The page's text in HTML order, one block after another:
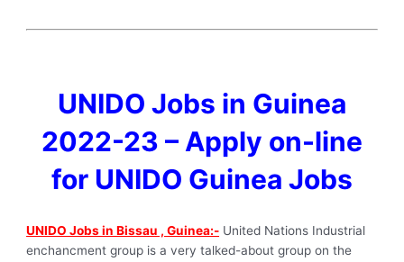
UNIDO Jobs in Guinea
2022-23 – Apply on-line
for UNIDO Guinea Jobs
UNIDO Jobs in Bissau , Guinea:- United Nations Industrial
enchancment group is a very talked-about group on the